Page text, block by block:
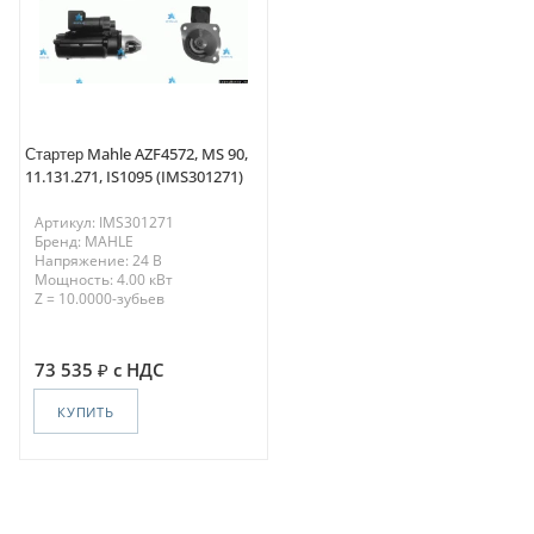
Стартер Mahle AZF4572, MS 90,
11.131.271, IS1095 (IMS301271)
Артикул: IMS301271
Бренд: MAHLE
Напряжение: 24 В
Мощность: 4.00 кВт
Z = 10.0000-зубьев
73 535 с НДС
КУПИТЬ